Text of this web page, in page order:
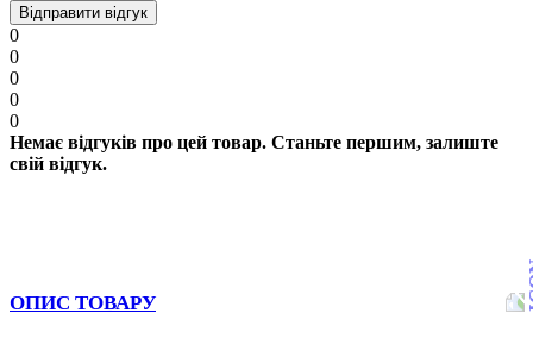
Відправити відгук
0
0
0
0
0
Немає відгуків про цей товар. Станьте першим, залиште
свій відгук.
ОПИС ТОВАРУ